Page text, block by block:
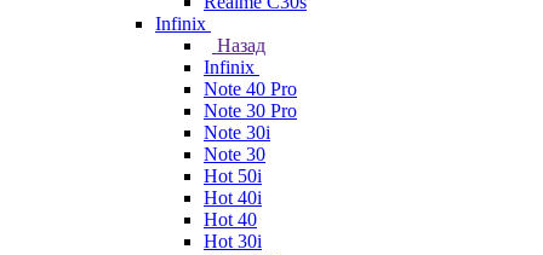
Infinix
Назад
Infinix
Note 40 Pro
Note 30 Pro
Note 30i
Note 30
Hot 50i
Hot 40i
Hot 40
Hot 30i